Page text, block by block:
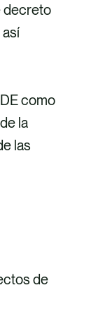
decreto
como
la
las
de